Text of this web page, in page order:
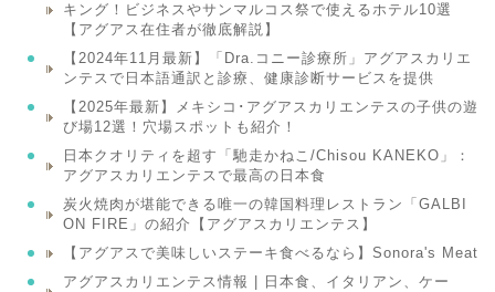
キング！ビジネスやサンマルコス祭で使えるホテル10選
【アグアス在住者が徹底解説】
【2024年11月最新】「Dra.コニー診療所」アグアスカリエ
ンテスで日本語通訳と診療、健康診断サービスを提供
【2025年最新】メキシコ･アグアスカリエンテスの子供の遊
び場12選！穴場スポットも紹介！
日本クオリティを超す「馳走かねこ/Chisou KANEKO」：
アグアスカリエンテスで最高の日本食
炭火焼肉が堪能できる唯一の韓国料理レストラン「GALBI
ON FIRE」の紹介【アグアスカリエンテス】
【アグアスで美味しいステーキ食べるなら】Sonora's Meat
アグアスカリエンテス情報 | 日本食、イタリアン、ケー